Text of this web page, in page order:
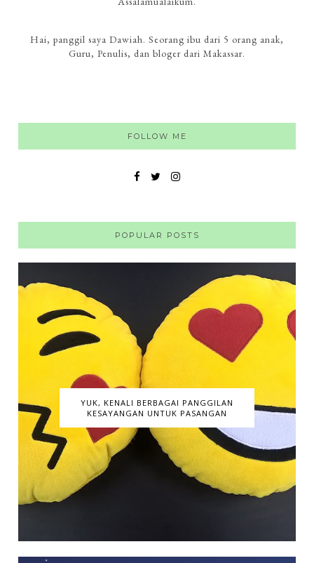
Hai, panggil saya Dawiah. Seorang ibu dari 5 orang anak,
Guru, Penulis, dan bloger dari Makassar.
FOLLOW ME
POPULAR POSTS
YUK, KENALI BERBAGAI PANGGILAN
KESAYANGAN UNTUK PASANGAN